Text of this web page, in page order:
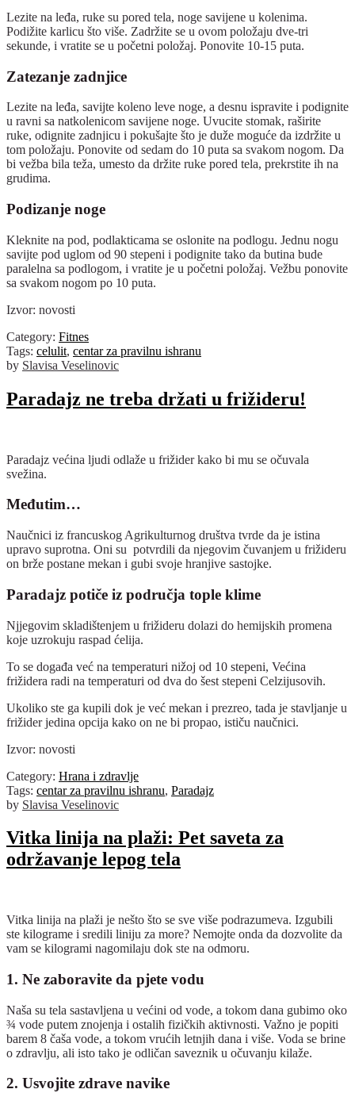
Lezite na leđa, ruke su pored tela, noge savijene u kolenima.
Podižite karlicu što više. Zadržite se u ovom položaju dve-tri
sekunde, i vratite se u početni položaj. Ponovite 10-15 puta.
Zatezanje zadnjice
Lezite na leđa, savijte koleno leve noge, a desnu ispravite i podignite
u ravni sa natkolenicom savijene noge. Uvucite stomak, raširite
ruke, odignite zadnjicu i pokušajte što je duže moguće da izdržite u
tom položaju. Ponovite od sedam do 10 puta sa svakom nogom. Da
bi vežba bila teža, umesto da držite ruke pored tela, prekrstite ih na
grudima.
Podizanje noge
Kleknite na pod, podlakticama se oslonite na podlogu. Jednu nogu
savijte pod uglom od 90 stepeni i podignite tako da butina bude
paralelna sa podlogom, i vratite je u početni položaj. Vežbu ponovite
sa svakom nogom po 10 puta.
Izvor: novosti
Category: Fitnes
Tags: celulit, centar za pravilnu ishranu
by Slavisa Veselinovic
Paradajz ne treba držati u frižideru!
Paradajz većina ljudi odlaže u frižider kako bi mu se očuvala
svežina.
Međutim…
Naučnici iz francuskog Agrikulturnog društva tvrde da je istina
upravo suprotna. Oni su potvrdili da njegovim čuvanjem u frižideru
on brže postane mekan i gubi svoje hranjive sastojke.
Paradajz potiče iz područja tople klime
Njjegovim skladištenjem u frižideru dolazi do hemijskih promena
koje uzrokuju raspad ćelija.
To se događa već na temperaturi nižoj od 10 stepeni, Većina
frižidera radi na temperaturi od dva do šest stepeni Celzijusovih.
Ukoliko ste ga kupili dok je već mekan i prezreo, tada je stavljanje u
frižider jedina opcija kako on ne bi propao, ističu naučnici.
Izvor: novosti
Category: Hrana i zdravlje
Tags: centar za pravilnu ishranu, Paradajz
by Slavisa Veselinovic
Vitka linija na plaži: Pet saveta za
održavanje lepog tela
Vitka linija na plaži je nešto što se sve više podrazumeva. Izgubili
ste kilograme i sredili liniju za more? Nemojte onda da dozvolite da
vam se kilogrami nagomilaju dok ste na odmoru.
1. Ne zaboravite da pjete vodu
Naša su tela sastavljena u većini od vode, a tokom dana gubimo oko
¾ vode putem znojenja i ostalih fizičkih aktivnosti. Važno je popiti
barem 8 čaša vode, a tokom vrućih letnjih dana i više. Voda se brine
o zdravlju, ali isto tako je odličan saveznik u očuvanju kilaže.
2. Usvojite zdrave navike